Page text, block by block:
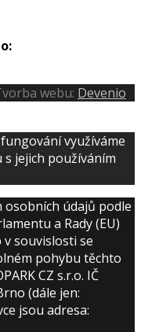
webu: Devenio
využíváme
jejich používáním
osobních údajů podle
a Rady (EU)
v souvislosti se
pohybu těchto
CZ s.r.o. IČ
(dále jen:
jsou adresa: